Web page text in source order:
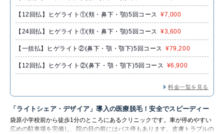
【12回払】ヒゲライト①(頬・鼻下・顎)5回コース ¥7,000
【24回払】ヒゲライト①(頬・鼻下・顎)5回コース ¥3,600
【一括払】ヒゲライト②(鼻下・顎・顎下)5回コース ¥79,200
【12回払】ヒゲライト②(鼻下・顎・顎下)5回コース ¥6,900
料金一覧を見る
「ライトシェア・デザイア」導入の医療脱毛！安全でスピーディー
袋原小学校前から徒歩1分のところにあるクリニックです。 車が停めやすい
広めの駐車場を完備し、院の目の前にはバス停もあります。皮膚トラブルの